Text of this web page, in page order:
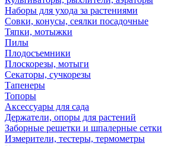
Наборы для ухода за растениями
Совки, конусы, сеялки посадочные
Тяпки, мотыжки
Пилы
Плодосъемники
Плоскорезы, мотыги
Секаторы, сучкорезы
Тапенеры
Топоры
Аксессуары для сада
Держатели, опоры для растений
Заборные решетки и шпалерные сетки
Измерители, тестеры, термометры